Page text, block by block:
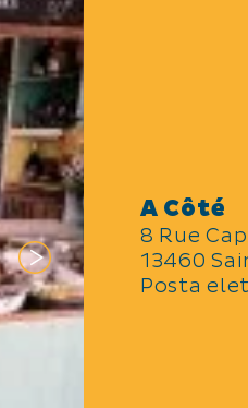
A Côté
8 Rue
13460
Posta